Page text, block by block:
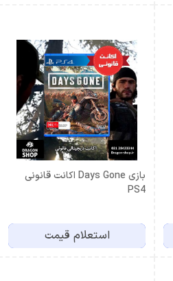
بازی Days Gone اکانت قانونی
PS4
استعلام قیمت